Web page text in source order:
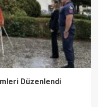
Düzenlendi